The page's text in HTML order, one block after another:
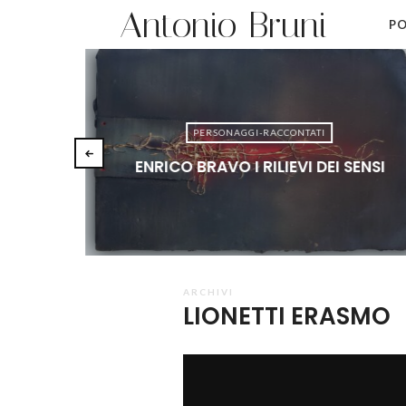
Antonio Bruni
PERSONAGGI-RACCONTATI
ENRICO BRAVO I RILIEVI DEI SENSI
ARCHIVI
LIONETTI ERASMO